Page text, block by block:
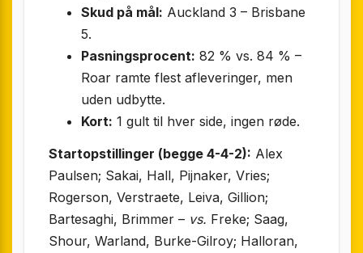
Skud på mål: Auckland 3 – Brisbane
5.
Pasningsprocent: 82 % vs. 84 % –
Roar ramte flest afleveringer, men
uden udbytte.
Kort: 1 gult til hver side, ingen røde.
Startopstillinger (begge 4-4-2): Alex
Paulsen; Sakai, Hall, Pijnaker, Vries;
Rogerson, Verstraete, Leiva, Gillion;
Bartesaghi, Brimmer – vs. Freke; Saag,
Shour, Warland, Burke-Gilroy; Halloran,